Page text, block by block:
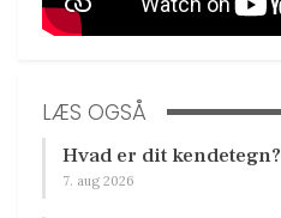
LÆS OGSÅ
Hvad er dit kendetegn?
7. aug 2026